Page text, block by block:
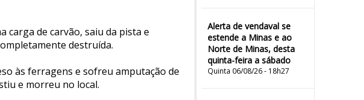
Alerta de vendaval se
estende a Minas e ao
Norte de Minas, desta
quinta-feira a sábado
Quinta 06/08/26 - 18h27
carga de carvão, saiu da pista e
destruída.
às ferragens e sofreu amputação de
e morreu no local.